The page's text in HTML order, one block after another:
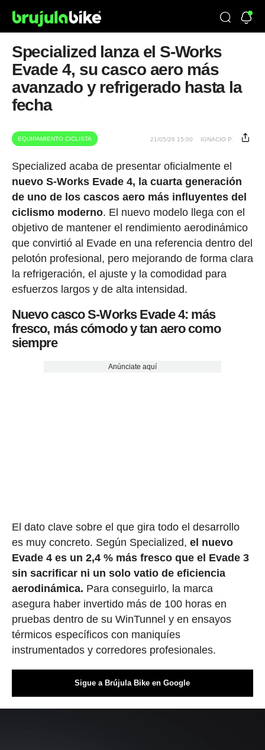
Specialized lanza el S-Works
Evade 4, su casco aero más
avanzado y refrigerado hasta la
fecha
EQUIPAMIENTO CICLISTA 21/05/26 15:00 IGNACIO P.
Specialized acaba de presentar oficialmente el
nuevo S-Works Evade 4, la cuarta generación
de uno de los cascos aero más influyentes del
ciclismo moderno. El nuevo modelo llega con el
objetivo de mantener el rendimiento aerodinámico
que convirtió al Evade en una referencia dentro del
pelotón profesional, pero mejorando de forma clara
la refrigeración, el ajuste y la comodidad para
esfuerzos largos y de alta intensidad.
Nuevo casco S-Works Evade 4: más
fresco, más cómodo y tan aero como
siempre
Anúnciate aquí
El dato clave sobre el que gira todo el desarrollo
es muy concreto. Según Specialized, el nuevo
Evade 4 es un 2,4 % más fresco que el Evade 3
sin sacrificar ni un solo vatio de eficiencia
aerodinámica. Para conseguirlo, la marca
asegura haber invertido más de 100 horas en
pruebas dentro de su WinTunnel y en ensayos
térmicos específicos con maniquíes
instrumentados y corredores profesionales.
Sigue a Brújula Bike en Google